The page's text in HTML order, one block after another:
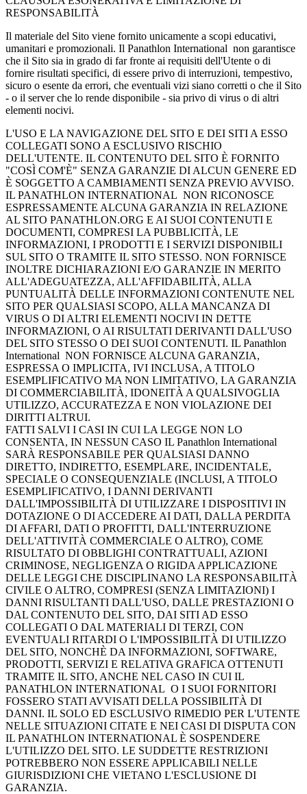
RESPONSABILITÀ
Il materiale del Sito viene fornito unicamente a scopi educativi,
umanitari e promozionali. Il Panathlon International non garantisce
che il Sito sia in grado di far fronte ai requisiti dell'Utente o di
fornire risultati specifici, di essere privo di interruzioni, tempestivo,
sicuro o esente da errori, che eventuali vizi siano corretti o che il Sito
- o il server che lo rende disponibile - sia privo di virus o di altri
elementi nocivi.
L'USO E LA NAVIGAZIONE DEL SITO E DEI SITI A ESSO
COLLEGATI SONO A ESCLUSIVO RISCHIO
DELL'UTENTE. IL CONTENUTO DEL SITO È FORNITO
"COSÌ COM'È" SENZA GARANZIE DI ALCUN GENERE ED
È SOGGETTO A CAMBIAMENTI SENZA PREVIO AVVISO.
IL PANATHLON INTERNATIONAL NON RICONOSCE
ESPRESSAMENTE ALCUNA GARANZIA IN RELAZIONE
AL SITO PANATHLON.ORG E AI SUOI CONTENUTI E
DOCUMENTI, COMPRESI LA PUBBLICITÀ, LE
INFORMAZIONI, I PRODOTTI E I SERVIZI DISPONIBILI
SUL SITO O TRAMITE IL SITO STESSO. NON FORNISCE
INOLTRE DICHIARAZIONI E/O GARANZIE IN MERITO
ALL'ADEGUATEZZA, ALL'AFFIDABILITÀ, ALLA
PUNTUALITÀ DELLE INFORMAZIONI CONTENUTE NEL
SITO PER QUALSIASI SCOPO, ALLA MANCANZA DI
VIRUS O DI ALTRI ELEMENTI NOCIVI IN DETTE
INFORMAZIONI, O AI RISULTATI DERIVANTI DALL'USO
DEL SITO STESSO O DEI SUOI CONTENUTI. IL Panathlon
International NON FORNISCE ALCUNA GARANZIA,
ESPRESSA O IMPLICITA, IVI INCLUSA, A TITOLO
ESEMPLIFICATIVO MA NON LIMITATIVO, LA GARANZIA
DI COMMERCIABILITÀ, IDONEITÀ A QUALSIVOGLIA
UTILIZZO, ACCURATEZZA E NON VIOLAZIONE DEI
DIRITTI ALTRUI.
FATTI SALVI I CASI IN CUI LA LEGGE NON LO
CONSENTA, IN NESSUN CASO IL Panathlon International
SARÀ RESPONSABILE PER QUALSIASI DANNO
DIRETTO, INDIRETTO, ESEMPLARE, INCIDENTALE,
SPECIALE O CONSEQUENZIALE (INCLUSI, A TITOLO
ESEMPLIFICATIVO, I DANNI DERIVANTI
DALL'IMPOSSIBILITÀ DI UTILIZZARE I DISPOSITIVI IN
DOTAZIONE O DI ACCEDERE AI DATI, DALLA PERDITA
DI AFFARI, DATI O PROFITTI, DALL'INTERRUZIONE
DELL'ATTIVITÀ COMMERCIALE O ALTRO), COME
RISULTATO DI OBBLIGHI CONTRATTUALI, AZIONI
CRIMINOSE, NEGLIGENZA O RIGIDA APPLICAZIONE
DELLE LEGGI CHE DISCIPLINANO LA RESPONSABILITÀ
CIVILE O ALTRO, COMPRESI (SENZA LIMITAZIONI) I
DANNI RISULTANTI DALL'USO, DALLE PRESTAZIONI O
DAL CONTENUTO DEL SITO, DAI SITI AD ESSO
COLLEGATI O DAL MATERIALI DI TERZI, CON
EVENTUALI RITARDI O L'IMPOSSIBILITÀ DI UTILIZZO
DEL SITO, NONCHÈ DA INFORMAZIONI, SOFTWARE,
PRODOTTI, SERVIZI E RELATIVA GRAFICA OTTENUTI
TRAMITE IL SITO, ANCHE NEL CASO IN CUI IL
PANATHLON INTERNATIONAL O I SUOI FORNITORI
FOSSERO STATI AVVISATI DELLA POSSIBILITÀ DI
DANNI. IL SOLO ED ESCLUSIVO RIMEDIO PER L'UTENTE
NELLE SITUAZIONI CITATE E NEI CASI DI DISPUTA CON
IL PANATHLON INTERNATIONAL È SOSPENDERE
L'UTILIZZO DEL SITO. LE SUDDETTE RESTRIZIONI
POTREBBERO NON ESSERE APPLICABILI NELLE
GIURISDIZIONI CHE VIETANO L'ESCLUSIONE DI
GARANZIA.